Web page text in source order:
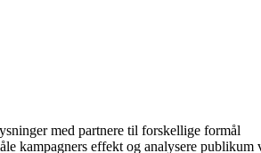
med partnere til forskellige formål
kampagners effekt og analysere